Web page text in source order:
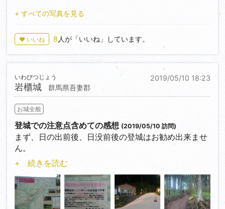
台周辺に立入る時は十分注意して下さい。
⑩大雄寺(だいおうじ)
黒羽城の大規模改修を最初に行った、大関高増の建立
した寺院で、江戸時代を通じて黒羽藩主だった、大関
本堂等が茅葺き屋根となっていて、国の重文指定を受
けています。
二の丸の南側に位置する三の丸に在って、南へ舌状に
広がる平坦地と、道路を挟んだ東側にある、大手口を
見据える様な位置取りになります。
尚、事前予約すれば、建屋内の見学や、体験修行なん
かも出来る様です。
と、まあ、こんなところでしょうか…かなり大雑把で
すけれど、登城の際の参考になれば幸いです。
(1)の更に北側、現城域としては此処が最北端です。
意を。
現在は橋が架かり、国道461(旧奥州街道・東山道)を
挟んだ向かい側(大田原神社)への通行が可能です。
立地、構造的に…有事の際は、大田原神社も防御施設
(出丸)としての運用を想定していた…と、思われま
す。
北曲輪(1)から、蛇尾川河岸へ、階段を利用して降りる
事が出来ます。
但し、治水事業等で流れは変えられている為、往時を
偲ぶのは難しいかも知れません。
…かなり大味となりましたけれど、地元民による大田
原城案内、以上で終了です。
+ すべての写真を見る
♥ いいね 8人が「いいね」しています。
2019/05/10 18:23
岩櫃城
いわびつじょう
群馬県吾妻郡
お城全般
登城での注意点含めての感想 (2019/05/10 訪問)
まず、日の出前後、日没前後の登城はお勧め出来ませ
ん。
何故なら、人外の領域となるからです。
2019/05/10に、人が映らない画が欲しくて、
AM05:30頃から写真を撮りつつ本丸を目指した訳です
が…中城(二ノ丸)から本丸へ至る道中で、カモシカと
遭遇しています。
+ 続きを読む